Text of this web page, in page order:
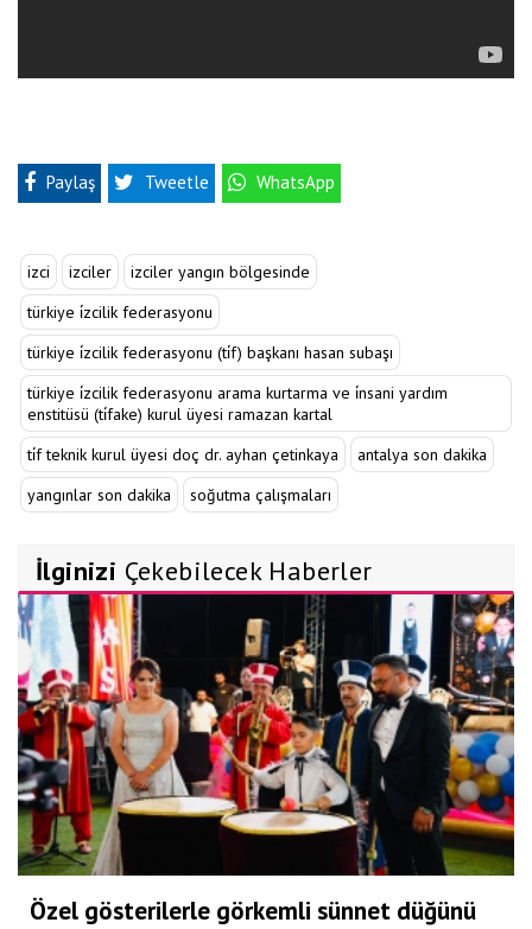
Paylaş Tweetle WhatsApp
izci izciler
izciler yangın bölgesinde
türkiye i̇zcilik federasyonu
türkiye i̇zcilik federasyonu (ti̇f) başkanı hasan subaşı
türkiye i̇zcilik federasyonu arama kurtarma ve i̇nsani yardım
enstitüsü (ti̇fake) kurul üyesi ramazan kartal
ti̇f teknik kurul üyesi doç dr. ayhan çetinkaya
antalya son dakika
yangınlar son dakika
soğutma çalışmaları
İlginizi Çekebilecek Haberler
Özel gösterilerle görkemli sünnet düğünü